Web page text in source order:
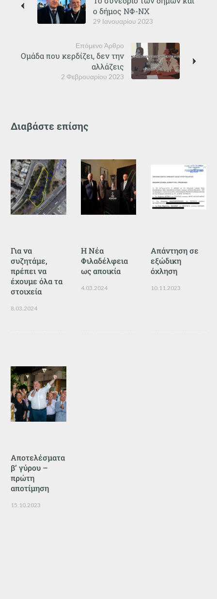
29 Ιανουαρίου 2023
ο δήμος ΝΦ-ΝΧ
Επόμενο Άρθρο
2 Φεβρουαρίου 2023
Ομάδα που κερδίζει, δεν την
αλλάζεις
Διαβάστε επίσης
Για να
συζητάμε,
πρέπει να
έχουμε όλα τα
στοιχεία
8.03.2024
Η Νέα
Φιλαδέλφεια
ως αποικία
4.03.2024
Απάντηση σε
εξώδικη
όχληση
10.11.2023
Αποτελέσματα
β’ γύρου –
πρώτη
αποτίμηση
15.10.2023